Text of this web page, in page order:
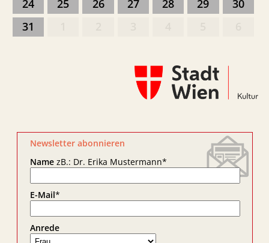
24
25 26 27 28 29
30
31
Newsletter abonnieren
NamezB.: Dr. Erika Mustermann*
E-Mail*
Anrede